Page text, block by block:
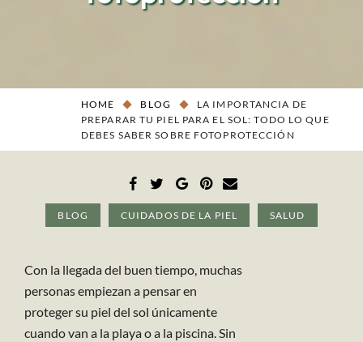
HOME BLOG
LA IMPORTANCIA DE
PREPARAR TU PIEL PARA EL SOL: TODO LO QUE
DEBES SABER SOBRE FOTOPROTECCIÓN
BLOG CUIDADOS DE LA PIEL SALUD
Con la llegada del buen tiempo, muchas
personas empiezan a pensar en
proteger su piel del sol únicamente
cuando van a la playa o a la piscina. Sin